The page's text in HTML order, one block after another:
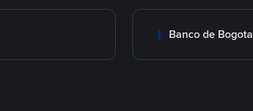
Banco de Bogota